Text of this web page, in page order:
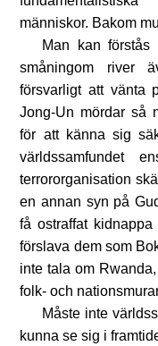
människor. Bakom
Man kan förstås
småningom river
försvarligt att vänta
Jong-Un mördar så
för att känna sig
terrororganisation
en annan syn på
få ostraffat
förslava dem som
inte tala om
folk- och
Måste inte
kunna se sig i